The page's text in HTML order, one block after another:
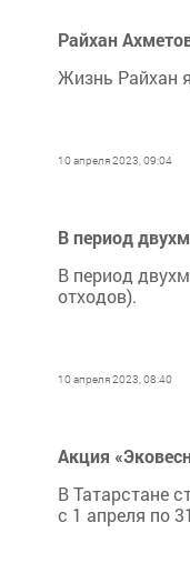
Райхан
Жизнь Райхан
10 апреля 2023, 09:04
В период
В период
отходов).
10 апреля 2023, 08:40
Акция
В Татарстане
с 1 апреля по